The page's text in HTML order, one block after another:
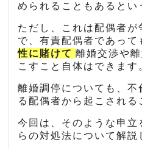
められることもあるとい
ただし、これは配偶者が
で、有責配偶者であって
性に賭けて 離婚交渉や
こすこと自体はできます
離婚調停についても、
る配偶者から起こされる
今回は、そのような申
らの対処法について解説